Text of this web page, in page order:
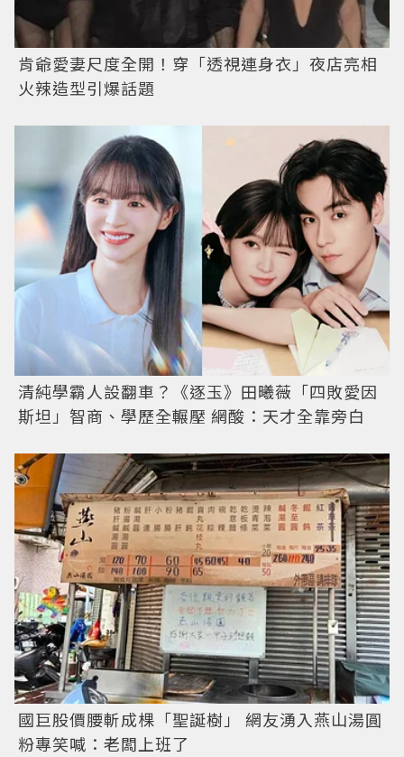
肯爺愛妻尺度全開！穿「透視連身衣」夜店亮相
火辣造型引爆話題
清純學霸人設翻車？《逐玉》田曦薇「四敗愛因
斯坦」智商、學歷全輾壓 網酸：天才全靠旁白
國巨股價腰斬成棵「聖誕樹」 網友湧入燕山湯圓
粉專笑喊：老闆上班了